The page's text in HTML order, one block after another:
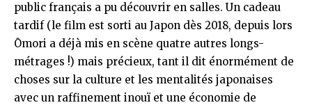
public français a pu découvrir en salles. Un cadeau
tardif (le film est sorti au Japon dès 2018, depuis lors
Ōmori a déjà mis en scène quatre autres longs-
métrages !) mais précieux, tant il dit énormément de
choses sur la culture et les mentalités japonaises
avec un raffinement inouï et une économie de